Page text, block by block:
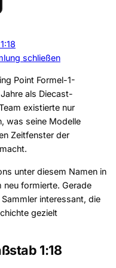
schließen
Point Formel-1-
als Diecast-
existierte nur
was seine Modelle
Zeitfenster der
unter diesem Namen in
neu formierte. Gerade
interessant, die
gezielt
1:18